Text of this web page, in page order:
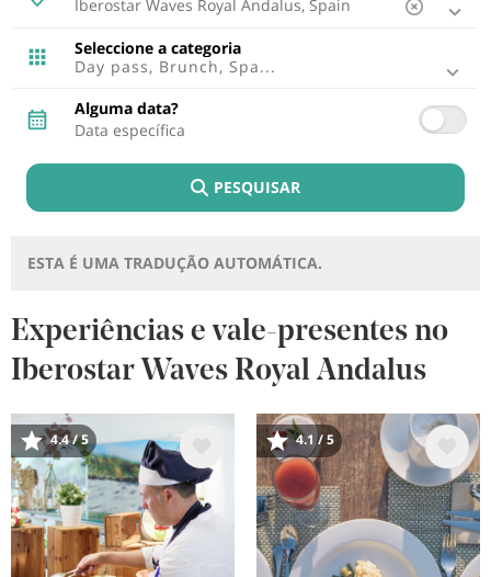
Tenerife, Espanha
Cádiz, Espanha
Punta Cana, República Dominicana
Riviera Maya, Mexico
Fuerteventura, Espanha
Montego Bay, Jamaica
Lagos, Portugal
Riviera Nayarit, Mexico
Cozumel, Mexico
Ponto Brabo, Aruba
Rétino , Grécia
Seleccione a categoria
Day pass, Brunch, Spa...
Alguma data?
PESQUISAR
ESTA É UMA TRADUÇÃO AUTOMÁTICA.
Experiências e vale-presentes no
Iberostar Waves Royal Andalus
Imagem
4.4 / 5 Imagem
4.1 / 5